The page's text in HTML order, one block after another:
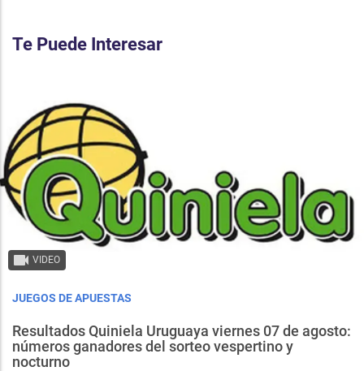
Te Puede Interesar
VIDEO
JUEGOS DE APUESTAS
Resultados Quiniela Uruguaya viernes 07 de agosto:
números ganadores del sorteo vespertino y
nocturno